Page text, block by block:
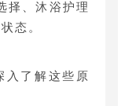
择、沐浴护理
态。
了解这些原